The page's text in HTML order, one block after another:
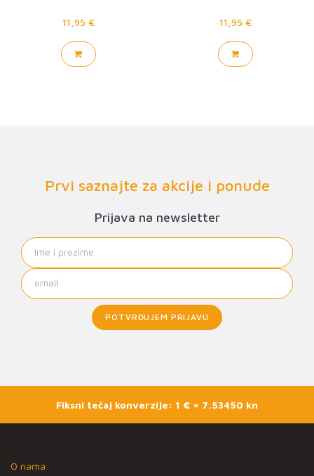
11,95 € 11,95 €
Prvi saznajte za akcije i ponude
Prijava na newsletter
POTVRĐUJEM PRIJAVU
Fiksni tečaj konverzije: 1 € = 7,53450 kn
O nama